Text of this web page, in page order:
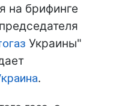
на брифинге
Украины"
.